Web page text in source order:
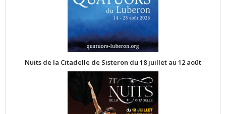
Nuits de la Citadelle de Sisteron du 18 juillet au 12 août